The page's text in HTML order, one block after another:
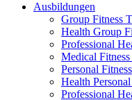
Ausbildungen
Group Fitness
Health Group
Professional
Medical
Personal
Health
Professional